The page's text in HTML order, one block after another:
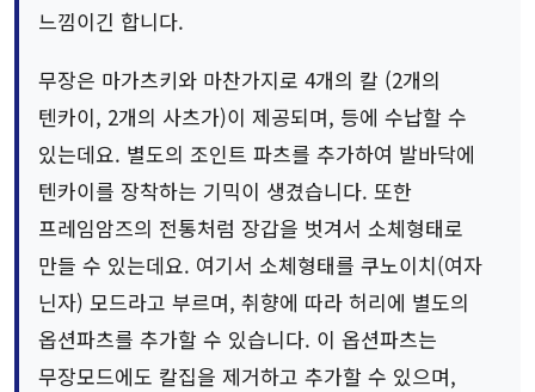
느낌이긴 합니다.
무장은 마가츠키와 마찬가지로 4개의 칼 (2개의
텐카이, 2개의 사츠가)이 제공되며, 등에 수납할 수
있는데요. 별도의 조인트 파츠를 추가하여 발바닥에
텐카이를 장착하는 기믹이 생겼습니다. 또한
프레임암즈의 전통처럼 장갑을 벗겨서 소체형태로
만들 수 있는데요. 여기서 소체형태를 쿠노이치(여자
닌자) 모드라고 부르며, 취향에 따라 허리에 별도의
옵션파츠를 추가할 수 있습니다. 이 옵션파츠는
무장모드에도 칼집을 제거하고 추가할 수 있으며,